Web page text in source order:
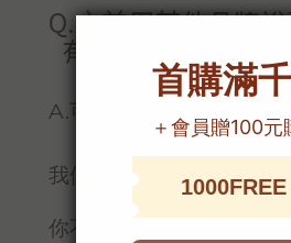
Q.之前用其他品牌
有效，愛美香可以
A.可以喔，愛美香的每一
有效的✨
我們的理念是：保養應該
綁架。
你不需要為了效果被迫買